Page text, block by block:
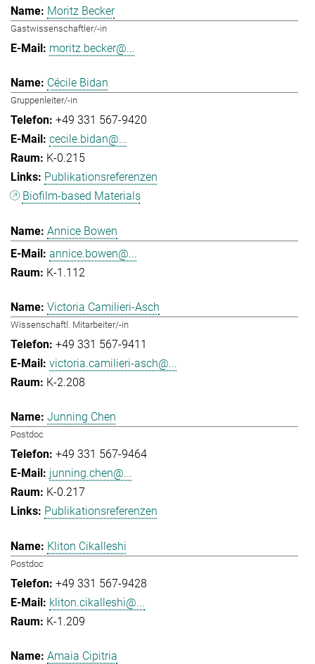
Moritz Becker
Gastwissenschaftler/-in
moritz.becker@...
Cécile Bidan
Gruppenleiter/-in
+49 331 567-9420
cecile.bidan@...
K-0.215
Publikationsreferenzen
Biofilm-based Materials
Annice Bowen
annice.bowen@...
K-1.112
Victoria Camilieri-Asch
Wissenschaftl. Mitarbeiter/-in
+49 331 567-9411
victoria.camilieri-asch@...
K-2.208
Junning Chen
Postdoc
+49 331 567-9464
junning.chen@...
K-0.217
Publikationsreferenzen
Kliton Cikalleshi
Postdoc
+49 331 567-9428
kliton.cikalleshi@...
K-1.209
Amaia Cipitria